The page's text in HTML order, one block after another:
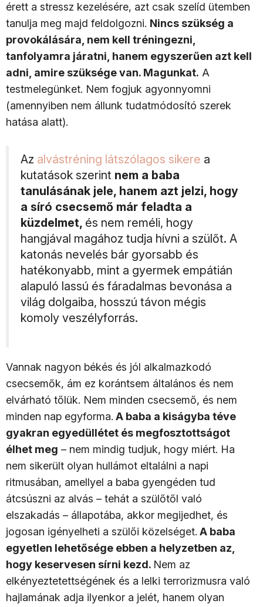
érett a stressz kezelésére, azt csak szelíd ütemben
tanulja meg majd feldolgozni. Nincs szükség a
provokálására, nem kell tréningezni,
tanfolyamra járatni, hanem egyszerűen azt kell
adni, amire szüksége van. Magunkat. A
testmelegünket. Nem fogjuk agyonnyomni
(amennyiben nem állunk tudatmódosító szerek
hatása alatt).
Az alvástréning látszólagos sikere a
kutatások szerint nem a baba
tanulásának jele, hanem azt jelzi, hogy
a síró csecsemő már feladta a
küzdelmet, és nem reméli, hogy
hangjával magához tudja hívni a szülőt. A
katonás nevelés bár gyorsabb és
hatékonyabb, mint a gyermek empátián
alapuló lassú és fáradalmas bevonása a
világ dolgaiba, hosszú távon mégis
komoly veszélyforrás.
Vannak nagyon békés és jól alkalmazkodó
csecsemők, ám ez korántsem általános és nem
elvárható tőlük. Nem minden csecsemő, és nem
minden nap egyforma. A baba a kiságyba téve
gyakran egyedüllétet és megfosztottságot
élhet meg – nem mindig tudjuk, hogy miért. Ha
nem sikerült olyan hullámot eltalálni a napi
ritmusában, amellyel a baba gyengéden tud
átcsúszni az alvás – tehát a szülőtől való
elszakadás – állapotába, akkor megijedhet, és
jogosan igényelheti a szülői közelséget. A baba
egyetlen lehetősége ebben a helyzetben az,
hogy keservesen sírni kezd. Nem az
elkényeztetettségének és a lelki terrorizmusra való
hajlamának adja ilyenkor a jelét, hanem olyan